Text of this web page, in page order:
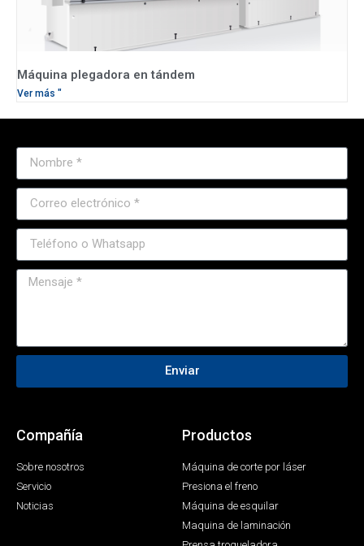
Máquina plegadora en tándem
Ver más "
Enviar
Compañía
Sobre nosotros
Servicio
Noticias
Productos
Máquina de corte por láser
Presiona el freno
Máquina de esquilar
Maquina de laminación